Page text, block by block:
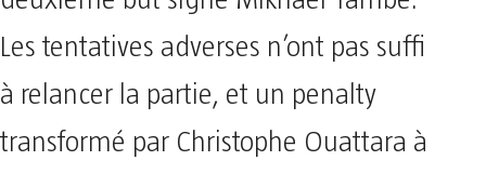
Les tentatives adverses n’ont pas suffi
à relancer la partie, et un penalty
transformé par Christophe Ouattara à